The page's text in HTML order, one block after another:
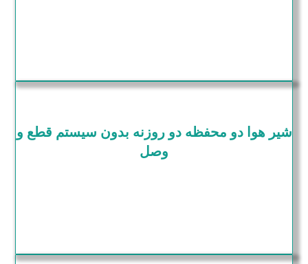
شیر هوا دو محفظه دو روزنه بدون سیستم قطع و
وصل